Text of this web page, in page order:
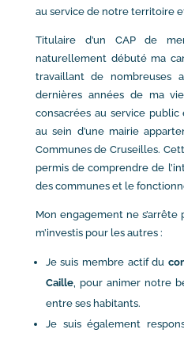
au service de notre territoire
Titulaire d’un CAP de
naturellement débuté ma
travaillant de nombreuses
dernières années de ma
consacrées au service
au sein d’une mairie
Communes de Cruseilles.
permis de comprendre de
des communes et le
Mon engagement ne s’arrête
m’investis pour les autres :
Je suis membre actif du
Caille, pour animer notre
entre ses habitants.
Je suis également